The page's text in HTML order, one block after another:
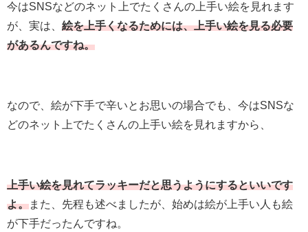
今はSNSなどのネット上でたくさんの上手い絵を見れます
が、実は、 絵を上手くなるためには、上手い絵を見る必要
があるんですね。
なので、絵が下手で辛いとお思いの場合でも、今はSNSな
どのネット上でたくさんの上手い絵を見れますから、
上手い絵を見れてラッキーだと思うようにするといいです
よ。また、先程も述べましたが、始めは絵が上手い人も絵
が下手だったんですね。